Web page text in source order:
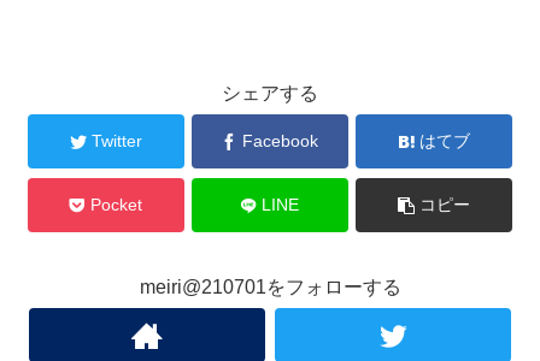
シェアする
Twitter Facebook はてブ
Pocket LINE コピー
meiri@210701をフォローする